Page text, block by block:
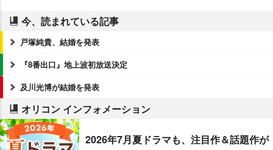
今、読まれている記事
戸塚純貴、結婚を発表
『8番出口』地上波初放送決定
及川光博が結婚を発表
オリコン インフォメーション
2026年7月夏ドラマも、注目作＆話題作が